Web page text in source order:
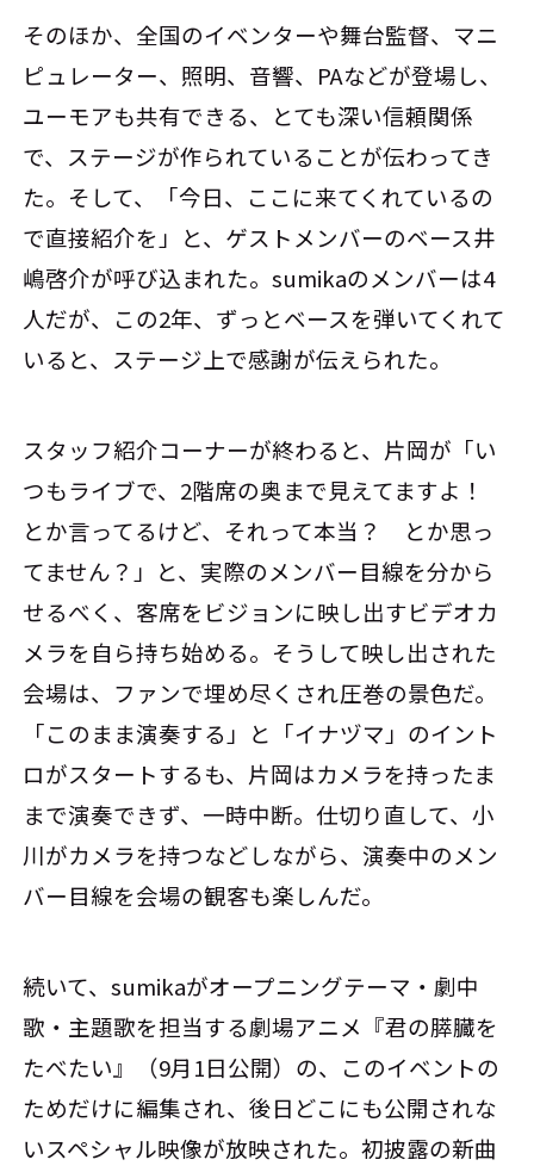
そのほか、全国のイベンターや舞台監督、マニ
ピュレーター、照明、音響、PAなどが登場し、
ユーモアも共有できる、とても深い信頼関係
で、ステージが作られていることが伝わってき
た。そして、「今日、ここに来てくれているの
で直接紹介を」と、ゲストメンバーのベース井
嶋啓介が呼び込まれた。sumikaのメンバーは4
人だが、この2年、ずっとベースを弾いてくれて
いると、ステージ上で感謝が伝えられた。
スタッフ紹介コーナーが終わると、片岡が「い
つもライブで、2階席の奥まで見えてますよ！
とか言ってるけど、それって本当？ とか思っ
てません？」と、実際のメンバー目線を分から
せるべく、客席をビジョンに映し出すビデオカ
メラを自ら持ち始める。そうして映し出された
会場は、ファンで埋め尽くされ圧巻の景色だ。
「このまま演奏する」と「イナヅマ」のイント
ロがスタートするも、片岡はカメラを持ったま
まで演奏できず、一時中断。仕切り直して、小
川がカメラを持つなどしながら、演奏中のメン
バー目線を会場の観客も楽しんだ。
続いて、sumikaがオープニングテーマ・劇中
歌・主題歌を担当する劇場アニメ『君の膵臓を
たべたい』（9月1日公開）の、このイベントの
ためだけに編集され、後日どこにも公開されな
いスペシャル映像が放映された。初披露の新曲